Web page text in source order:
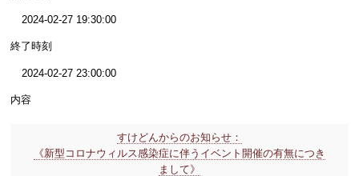
2024-02-27 19:30:00
終了時刻
2024-02-27 23:00:00
内容
すけどんからのお知らせ：
《新型コロナウィルス感染症に伴うイベント開催の有無につき
まして》